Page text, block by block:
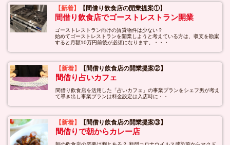
【新着】 【間借り飲食店の開業提案①】
間借り飲食店でゴーストレストラン開業
ゴーストレストラン向けの賃貸物件は少ない？
始めてゴーストレストランを開業しようと考えている方は、収支を勘案
すると月額10万円前後が必須になります。・・・
【新着】 【間借り飲食店の開業提案②】
間借り占いカフェ
間借り飲食店を活用した「占いカフェ」の事業プランをシェフ男が考え
て導き出し事業プランは料金設定は入店時に・・
【新着】 【間借り飲食店の開業提案③】
間借りで朝からカレー店